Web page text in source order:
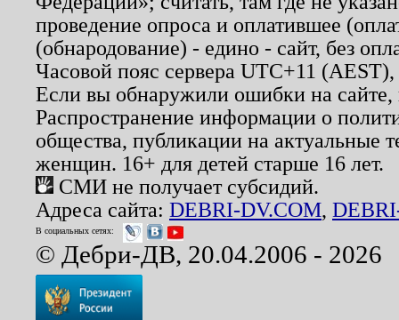
проведение опроса и оплатившее
(обнародование) - едино - сайт, без
Часовой пояс сервера UTC+11
Если вы обнаружили ошибки на
Распространение информации о
общества, публикации на актуальные
женщин. 16+ для детей старше 16 лет.
СМИ не получает субсидий.
Адреса сайта: DEBRI-DV.COM,
В социальных сетях:
© Дебри-ДВ, 20.04.2006 - 2026